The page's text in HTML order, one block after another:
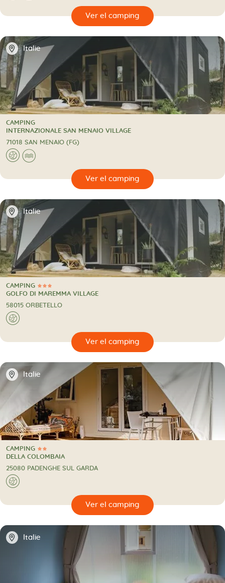
🔍
📍 Italie
CAMPING
CAMPING
INTERNAZIONALE SAN MENAIO VILLAGE
71018 SAN MENAIO (FG)
🌍🌊
🔍
📍 Italie
3 Estrellas
CAMPING
CAMPING
GOLFO DI MAREMMA VILLAGE
58015 ORBETELLO
🌍
🔍
📍 Italie
2 Estrellas
CAMPING
CAMPING
DELLA COLOMBAIA
25080 PADENGHE SUL GARDA
🌍
🔍
📍 Italie